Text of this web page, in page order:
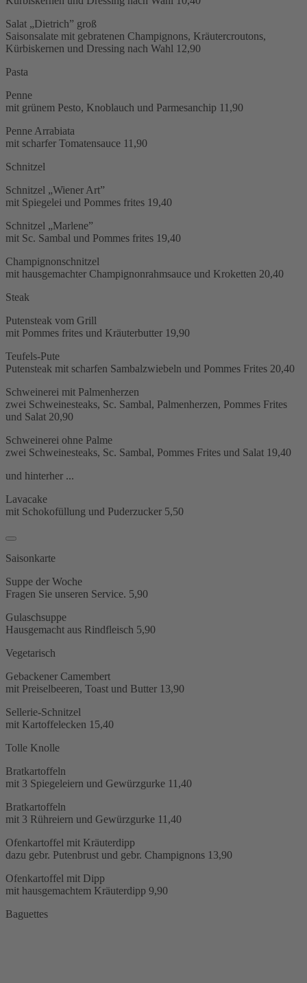
Salat „Dietrich” groß
Saisonsalate mit gebratenen Champignons, Kräutercroutons,
Kürbiskernen und Dressing nach Wahl 12,90
Pasta
Penne
mit grünem Pesto, Knoblauch und Parmesanchip 11,90
Penne Arrabiata
mit scharfer Tomatensauce 11,90
Schnitzel
Schnitzel „Wiener Art”
mit Spiegelei und Pommes frites 19,40
Schnitzel „Marlene”
mit Sc. Sambal und Pommes frites 19,40
Champignonschnitzel
mit hausgemachter Champignonrahmsauce und Kroketten 20,40
Steak
Putensteak vom Grill
mit Pommes frites und Kräuterbutter 19,90
Teufels-Pute
Putensteak mit scharfen Sambalzwiebeln und Pommes Frites 20,40
Schweinerei mit Palmenherzen
zwei Schweinesteaks, Sc. Sambal, Palmenherzen, Pommes Frites
und Salat 20,90
Schweinerei ohne Palme
zwei Schweinesteaks, Sc. Sambal, Pommes Frites und Salat 19,40
und hinterher ...
Lavacake
mit Schokofüllung und Puderzucker 5,50
Saisonkarte
Suppe der Woche
Fragen Sie unseren Service. 5,90
Gulaschsuppe
Hausgemacht aus Rindfleisch 5,90
Vegetarisch
Gebackener Camembert
mit Preiselbeeren, Toast und Butter 13,90
Sellerie-Schnitzel
mit Kartoffelecken 15,40
Tolle Knolle
Bratkartoffeln
mit 3 Spiegeleiern und Gewürzgurke 11,40
Bratkartoffeln
mit 3 Rühreiern und Gewürzgurke 11,40
Ofenkartoffel mit Kräuterdipp
dazu gebr. Putenbrust und gebr. Champignons 13,90
Ofenkartoffel mit Dipp
mit hausgemachtem Kräuterdipp 9,90
Baguettes